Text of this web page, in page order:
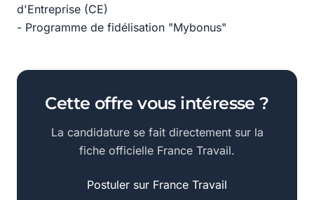
d'Entreprise (CE)
- Programme de fidélisation "Mybonus"
Cette offre vous intéresse ?
La candidature se fait directement sur la
fiche officielle France Travail.
Postuler sur France Travail